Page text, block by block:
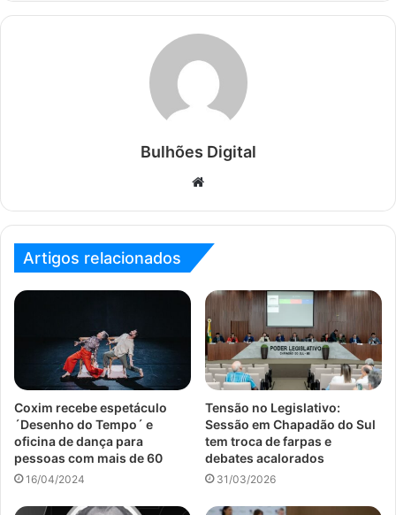
Bulhões Digital
Website
Artigos relacionados
Coxim recebe espetáculo
´Desenho do Tempo´ e
oficina de dança para
pessoas com mais de 60
16/04/2024
Tensão no Legislativo:
Sessão em Chapadão do Sul
tem troca de farpas e
debates acalorados
31/03/2026